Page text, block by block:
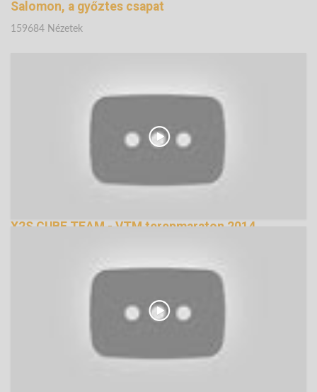
Salomon, a győztes csapat
159684 Nézetek
X2S CUBE TEAM - VTM terepmaraton 2014